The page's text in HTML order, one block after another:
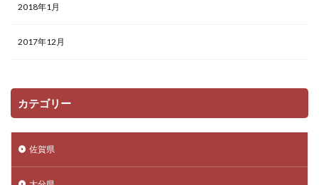
2018年1月
2017年12月
カテゴリー
佐賀県